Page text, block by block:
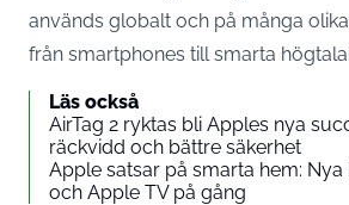
används globalt och på många
från smartphones till smarta
Läs också
AirTag 2 ryktas bli Apples nya
räckvidd och bättre säkerhet
Apple satsar på smarta hem:
och Apple TV på gång